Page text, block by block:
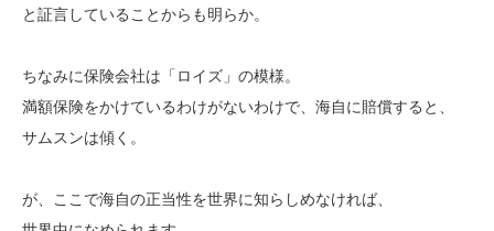
と証言していることからも明らか。
ちなみに保険会社は「ロイズ」の模様。
満額保険をかけているわけがないわけで、海自に賠償すると、
サムスンは傾く。
が、ここで海自の正当性を世界に知らしめなければ、